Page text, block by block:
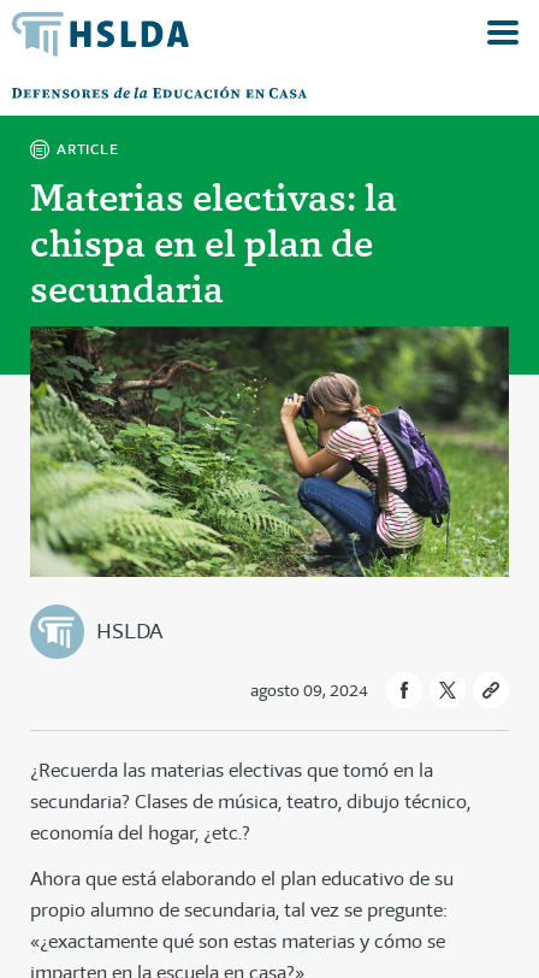
ARTICLE
Materias electivas: la
chispa en el plan de
secundaria
HSLDA
agosto 09, 2024
¿Recuerda las materias electivas que tomó en la
secundaria? Clases de música, teatro, dibujo técnico,
economía del hogar, ¿etc.?
Ahora que está elaborando el plan educativo de su
propio alumno de secundaria, tal vez se pregunte:
«¿exactamente qué son estas materias y cómo se
imparten en la escuela en casa?»